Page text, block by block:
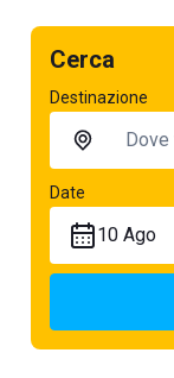
Cerca
Destinazione
Date
10 Ago